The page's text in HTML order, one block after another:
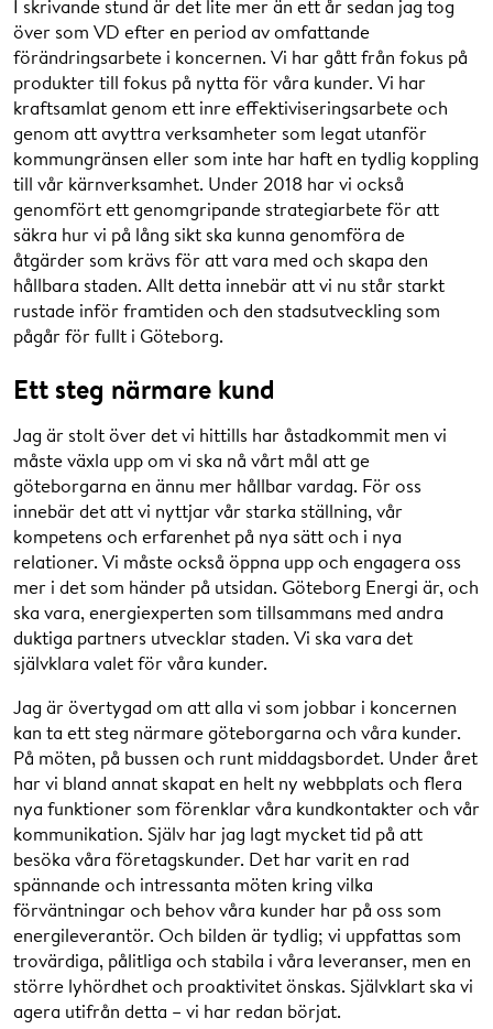
I skrivande stund är det lite mer än ett år sedan jag tog
över som VD efter en period av omfattande
förändringsarbete i koncernen. Vi har gått från fokus på
produkter till fokus på nytta för våra kunder. Vi har
kraftsamlat genom ett inre effektiviseringsarbete och
genom att avyttra verksamheter som legat utanför
kommungränsen eller som inte har haft en tydlig koppling
till vår kärnverksamhet. Under 2018 har vi också
genomfört ett genomgripande strategiarbete för att
säkra hur vi på lång sikt ska kunna genomföra de
åtgärder som krävs för att vara med och skapa den
hållbara staden. Allt detta innebär att vi nu står starkt
rustade inför framtiden och den stadsutveckling som
pågår för fullt i Göteborg.
Ett steg närmare kund
Jag är stolt över det vi hittills har åstadkommit men vi
måste växla upp om vi ska nå vårt mål att ge
göteborgarna en ännu mer hållbar vardag. För oss
innebär det att vi nyttjar vår starka ställning, vår
kompetens och erfarenhet på nya sätt och i nya
relationer. Vi måste också öppna upp och engagera oss
mer i det som händer på utsidan. Göteborg Energi är, och
ska vara, energiexperten som tillsammans med andra
duktiga partners utvecklar staden. Vi ska vara det
självklara valet för våra kunder.
Jag är övertygad om att alla vi som jobbar i koncernen
kan ta ett steg närmare göteborgarna och våra kunder.
På möten, på bussen och runt middagsbordet. Under året
har vi bland annat skapat en helt ny webbplats och flera
nya funktioner som förenklar våra kundkontakter och vår
kommunikation. Själv har jag lagt mycket tid på att
besöka våra företagskunder. Det har varit en rad
spännande och intressanta möten kring vilka
förväntningar och behov våra kunder har på oss som
energileverantör. Och bilden är tydlig; vi uppfattas som
trovärdiga, pålitliga och stabila i våra leveranser, men en
större lyhördhet och proaktivitet önskas. Självklart ska vi
agera utifrån detta – vi har redan börjat.